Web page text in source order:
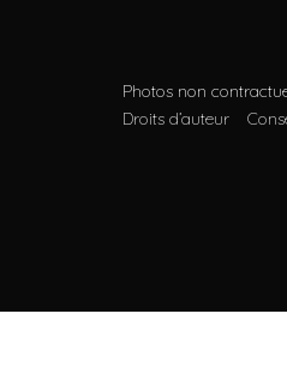
Photos non
Droits d’auteur